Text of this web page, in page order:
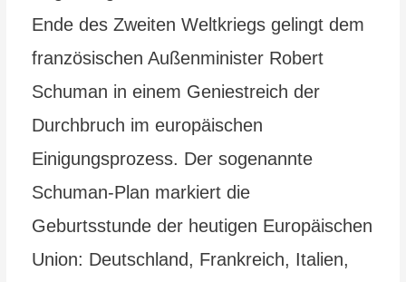
Ende des Zweiten Weltkriegs gelingt dem
französischen Außenminister Robert
Schuman in einem Geniestreich der
Durchbruch im europäischen
Einigungsprozess. Der sogenannte
Schuman-Plan markiert die
Geburtsstunde der heutigen Europäischen
Union: Deutschland, Frankreich, Italien,